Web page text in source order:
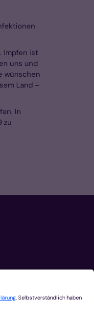
Impfen ist
uns und
wünschen
Land –
In
zu